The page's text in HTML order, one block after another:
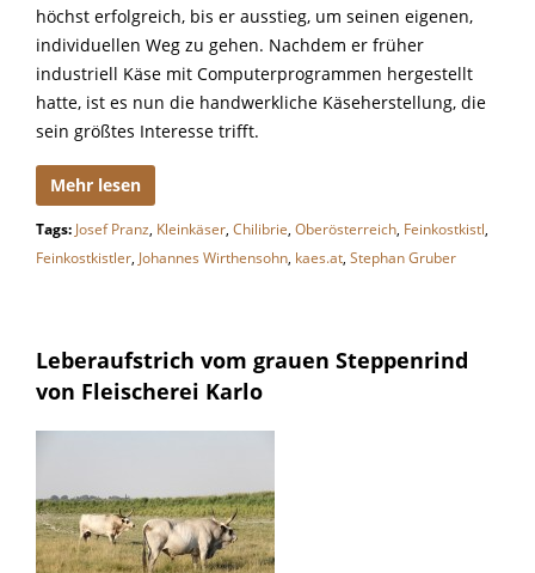
höchst erfolgreich, bis er ausstieg, um seinen eigenen,
individuellen Weg zu gehen. Nachdem er früher
industriell Käse mit Computerprogrammen hergestellt
hatte, ist es nun die handwerkliche Käseherstellung, die
sein größtes Interesse trifft.
Mehr lesen
Tags: Josef Pranz, Kleinkäser, Chilibrie, Oberösterreich, Feinkostkistl,
Feinkostkistler, Johannes Wirthensohn, kaes.at, Stephan Gruber
Leberaufstrich vom grauen Steppenrind
von Fleischerei Karlo